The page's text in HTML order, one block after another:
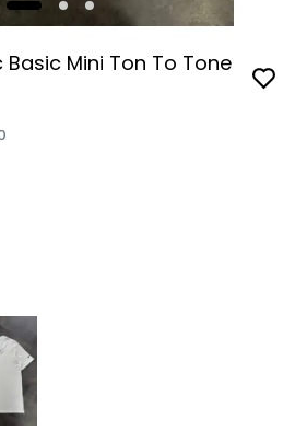
Basic Mini Ton To Tone